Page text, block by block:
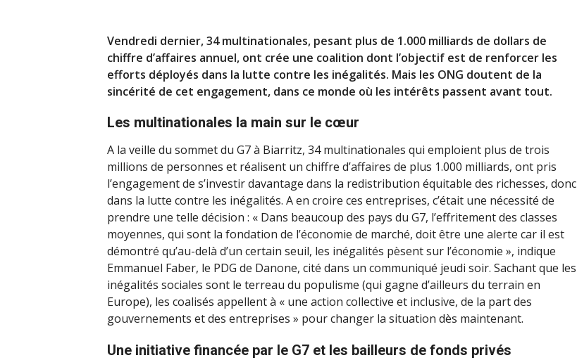
Vendredi dernier, 34 multinationales, pesant plus de 1.000 milliards de dollars de
chiffre d’affaires annuel, ont crée une coalition dont l’objectif est de renforcer les
efforts déployés dans la lutte contre les inégalités. Mais les ONG doutent de la
sincérité de cet engagement, dans ce monde où les intérêts passent avant tout.
Les multinationales la main sur le cœur
A la veille du sommet du G7 à Biarritz, 34 multinationales qui emploient plus de trois
millions de personnes et réalisent un chiffre d’affaires de plus 1.000 milliards, ont pris
l’engagement de s’investir davantage dans la redistribution équitable des richesses, donc
dans la lutte contre les inégalités. A en croire ces entreprises, c’était une nécessité de
prendre une telle décision : « Dans beaucoup des pays du G7, l’effritement des classes
moyennes, qui sont la fondation de l’économie de marché, doit être une alerte car il est
démontré qu’au-delà d’un certain seuil, les inégalités pèsent sur l’économie », indique
Emmanuel Faber, le PDG de Danone, cité dans un communiqué jeudi soir. Sachant que les
inégalités sociales sont le terreau du populisme (qui gagne d’ailleurs du terrain en
Europe), les coalisés appellent à « une action collective et inclusive, de la part des
gouvernements et des entreprises » pour changer la situation dès maintenant.
Une initiative financée par le G7 et les bailleurs de fonds privés